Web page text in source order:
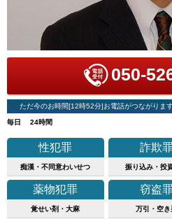
050-
ただ今のお時間[12時52分]お電話がつながります
毎日 24時間
性犯罪
痴漢・不同意わいせつ
詐欺
振り込み・投
薬物犯罪
覚せい剤・大麻
窃盗
万引・空き